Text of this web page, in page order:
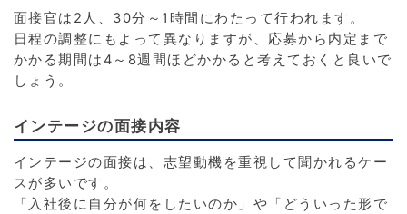
面接官は2人、30分～1時間にわたって行われます。
日程の調整にもよって異なりますが、応募から内定まで
かかる期間は4～8週間ほどかかると考えておくと良いで
しょう。
インテージの面接内容
インテージの面接は、志望動機を重視して聞かれるケー
スが多いです。
「入社後に自分が何をしたいのか」や「どういった形で